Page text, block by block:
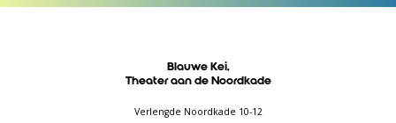
Blauwe Kei,
Theater aan de Noordkade
Verlengde Noordkade 10-12